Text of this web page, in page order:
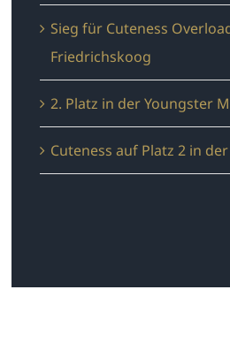
Sieg für Cuteness
Friedrichskoog
2. Platz in der Youngster
Cuteness auf Platz 2 in